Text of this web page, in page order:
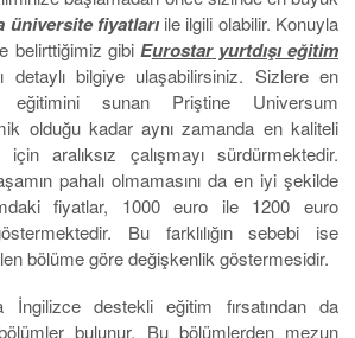
üniversite fiyatları ile ilgili olabilir. Konuyla
belirttiğimiz gibi Eurostaryurtdışı eğitim
detaylı bilgiye ulaşabilirsiniz. Sizlere en
eğitimini sunan Priştine Universum
olduğu kadar aynı zamanda en kaliteli
aralıksız çalışmayı sürdürmektedir.
pahalı olmamasını da en iyi şekilde
fiyatlar, 1000 euro ile 1200 euro
Bu farklılığın sebebi ise
bölüme göre değişkenlik göstermesidir.
İngilizce destekli eğitim fırsatından da
bulunur. Bu bölümlerden mezun